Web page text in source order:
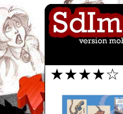
★★★★☆